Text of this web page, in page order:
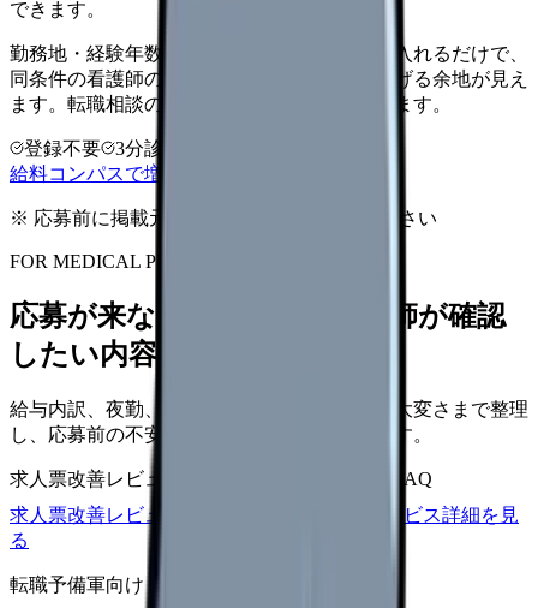
できます。
勤務地・経験年数・施設タイプ・夜勤回数を入れるだけで、
同条件の看護師の中での現在地と、年収を上げる余地が見え
ます。転職相談の前に、まず数字で整理できます。
登録不要 3分診断
給料コンパスで増額余地を確認する
※ 応募前に掲載元の最新情報を確認してください
FOR MEDICAL PROVIDERS
応募が来ない求人票を、看護師が確認
したい内容に直せます
給与内訳、夜勤、休日、教育、職場の正直な大変さまで整理
し、応募前の不安を減らす求人票へ改善します。
求人票改善レビュー
応募前FAQ
求人票改善レビューの見積もりを依頼
サービス詳細を見
る
転職予備軍向け